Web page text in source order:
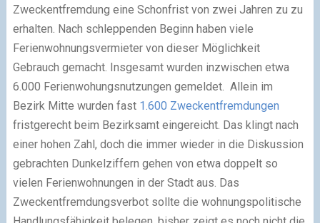
Zweckentfremdung eine Schonfrist von zwei Jahren zu zu
erhalten. Nach schleppenden Beginn haben viele
Ferienwohnungsvermieter von dieser Möglichkeit
Gebrauch gemacht. Insgesamt wurden inzwischen etwa
6.000 Ferienwohungsnutzungen gemeldet. Allein im
Bezirk Mitte wurden fast 1.600 Zweckentfremdungen
fristgerecht beim Bezirksamt eingereicht. Das klingt nach
einer hohen Zahl, doch die immer wieder in die Diskussion
gebrachten Dunkelziffern gehen von etwa doppelt so
vielen Ferienwohnungen in der Stadt aus. Das
Zweckentfremdungsverbot sollte die wohnungspolitische